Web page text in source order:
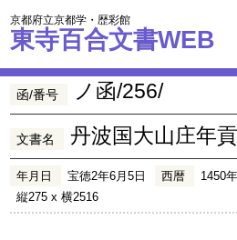
京都府立京都学・歴彩館
東寺百合文書WEB
函/番号 ノ函/256/
文書名 丹波国大山庄年
年月日 宝徳2年6月5日 西暦 1450年
縦275 x 横2516